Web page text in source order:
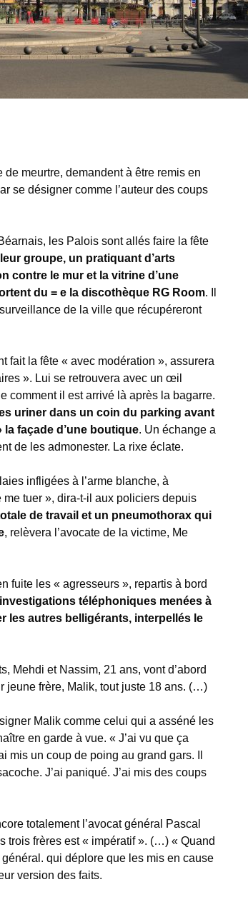
meurtre, demandent à être remis en
se désigner comme l’auteur des coups
les Palois sont allés faire la fête
groupe, un pratiquant d’arts
contre le mur et la vitrine d’une
du = e la discothèque RG Room. Il
de la ville que récupéreront
fait la fête « avec modération », assurera
». Lui se retrouvera avec un œil
comment il est arrivé là après la bagarre.
uriner dans un coin du parking avant
façade d’une boutique. Un échange a
de les admonester. La rixe éclate.
infligées à l’arme blanche, à
me tuer », dira-t-il aux policiers depuis
de travail et un pneumothorax qui
, relèvera l’avocate de la victime, Me
fuite les « agresseurs », repartis à bord
téléphoniques menées à
les autres belligérants, interpellés le
Mehdi et Nassim, 21 ans, vont d’abord
jeune frère, Malik, tout juste 18 ans. (…)
Malik comme celui qui a asséné les
en garde à vue. « J’ai vu que ça
mis un coup de poing au grand gars. Il
J’ai paniqué. J’ai mis des coups
totalement l’avocat général Pascal
trois frères est « impératif ». (…) « Quand
qui déplore que les mis en cause
version des faits.